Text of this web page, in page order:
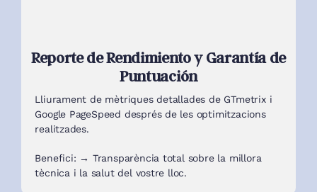
Reporte de Rendimiento y Garantía de
Puntuación
Lliurament de mètriques detallades de GTmetrix i
Google PageSpeed ​​després de les optimitzacions
realitzades.
Benefici: → Transparència total sobre la millora
tècnica i la salut del vostre lloc.